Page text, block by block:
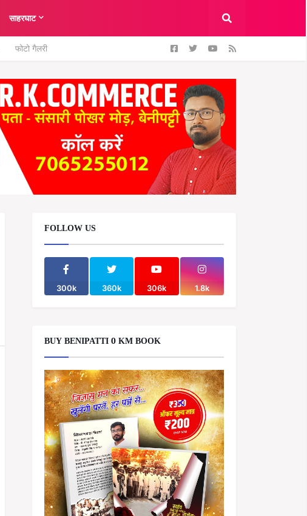
साहरघाट
फोटो गैलरी
FOLLOW US
300k 360k 306k 1.8k
BUY BENIPATTI 0 KM BOOK